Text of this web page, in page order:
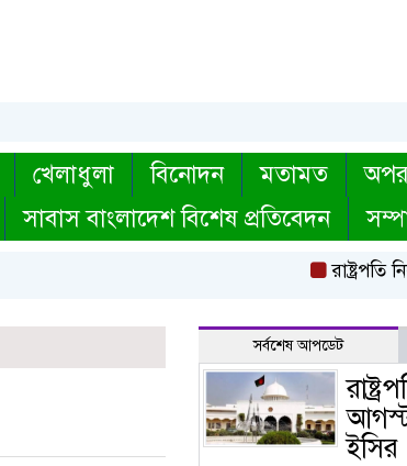
খেলাধুলা বিনোদন মতামত
সাবাস বাংলাদেশ বিশেষ প্রতিবেদন
রাষ্ট্রপতি
সর্বশেষ আপডেট
ইসির